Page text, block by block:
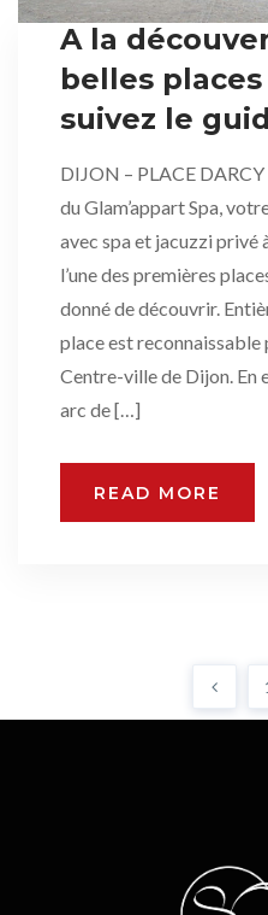
A la
belles
suivez le
DIJON – PLACE
du Glam’appart Spa,
avec spa et jacuzzi privé
l’une des premières
donné de découvrir.
place est
Centre-ville de Dijon. En
arc de […]
READ MORE